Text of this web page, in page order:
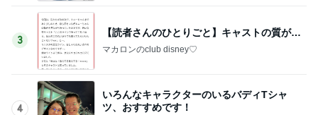
3
【読者さんのひとりごと】キャストの質が…
マカロンのclub disney♡
4
いろんなキャラクターのいるバディTシャ
ツ、おすすめです！